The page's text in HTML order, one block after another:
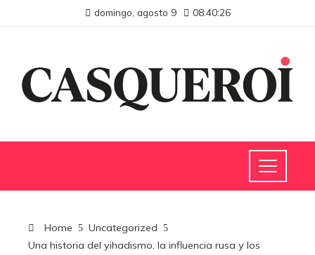
domingo, agosto 9 08:40:27
Home
Uncategorized
Una historia del yihadismo, la influencia rusa y los